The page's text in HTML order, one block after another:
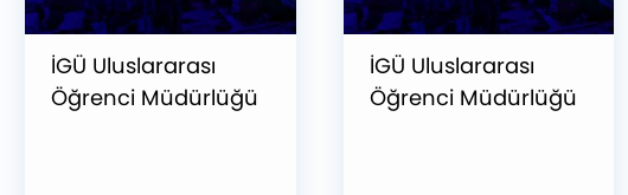
İGÜ Uluslararası
Öğrenci Müdürlüğü
İGÜ Uluslararası
Öğrenci Müdürlüğü